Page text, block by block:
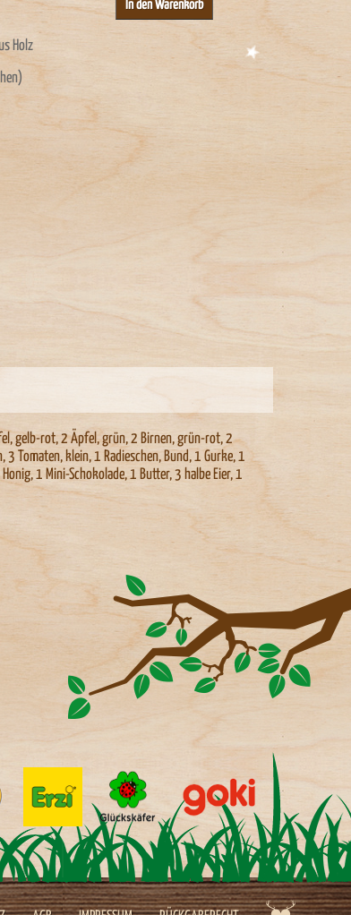
Holz
gelb-rot, 2 Äpfel, grün, 2 Birnen, grün-rot, 2
Tomaten, klein, 1 Radieschen, Bund, 1 Gurke, 1
1 Mini-Schokolade, 1 Butter, 3 halbe Eier, 1